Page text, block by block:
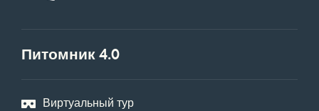
Питомник 4.0
Виртуальный тур